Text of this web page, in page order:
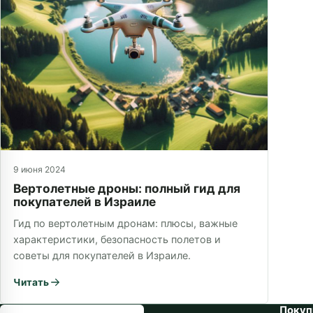
9 июня 2024
Вертолетные дроны: полный гид для
покупателей в Израиле
Гид по вертолетным дронам: плюсы, важные
характеристики, безопасность полетов и
советы для покупателей в Израиле.
Читать